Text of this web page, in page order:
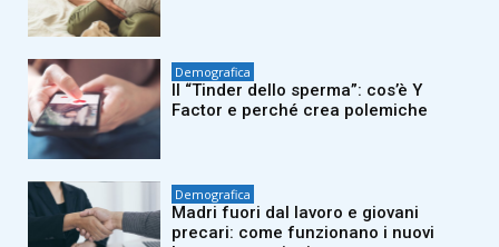
Demografica
Il “Tinder dello sperma”: cos’è Y
Factor e perché crea polemiche
Demografica
Madri fuori dal lavoro e giovani
precari: come funzionano i nuovi